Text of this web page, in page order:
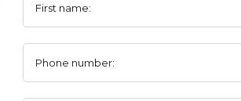
First name:
Phone number: